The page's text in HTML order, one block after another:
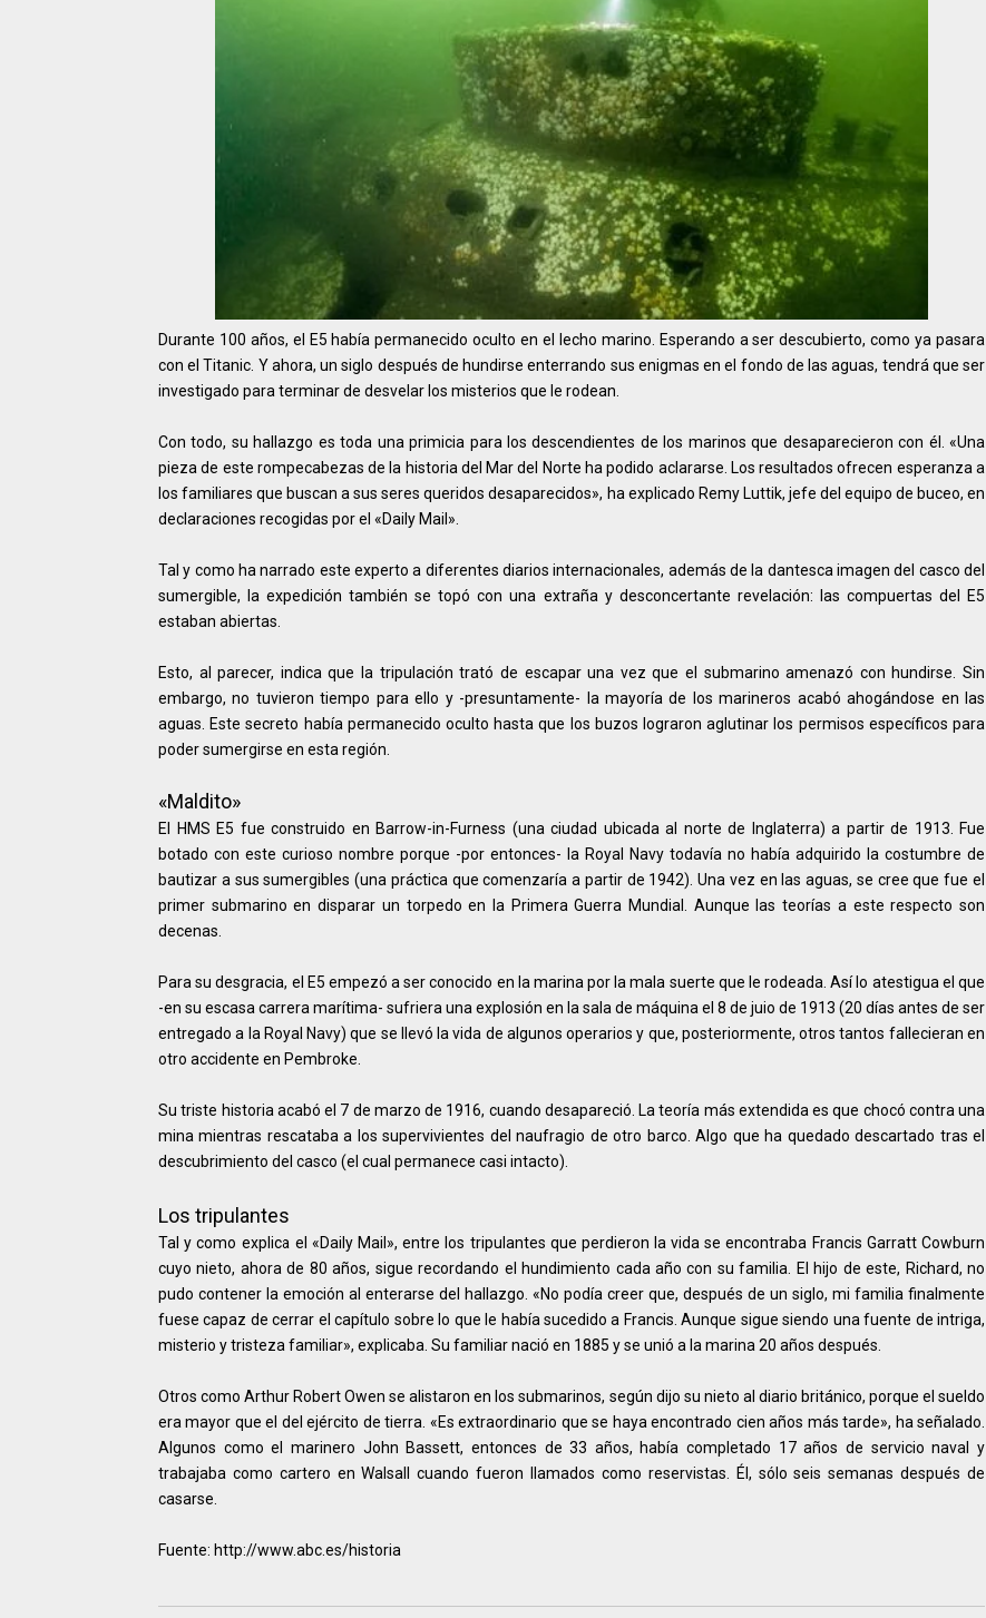
Durante 100 años, el E5 había permanecido oculto en el lecho marino. Esperando a ser descubierto, como ya pasara
con el Titanic. Y ahora, un siglo después de hundirse enterrando sus enigmas en el fondo de las aguas, tendrá que ser
investigado para terminar de desvelar los misterios que le rodean.
Con todo, su hallazgo es toda una primicia para los descendientes de los marinos que desaparecieron con él. «Una
pieza de este rompecabezas de la historia del Mar del Norte ha podido aclararse. Los resultados ofrecen esperanza a
los familiares que buscan a sus seres queridos desaparecidos», ha explicado Remy Luttik, jefe del equipo de buceo, en
declaraciones recogidas por el «Daily Mail».
Tal y como ha narrado este experto a diferentes diarios internacionales, además de la dantesca imagen del casco del
sumergible, la expedición también se topó con una extraña y desconcertante revelación: las compuertas del E5
estaban abiertas.
Esto, al parecer, indica que la tripulación trató de escapar una vez que el submarino amenazó con hundirse. Sin
embargo, no tuvieron tiempo para ello y -presuntamente- la mayoría de los marineros acabó ahogándose en las
aguas. Este secreto había permanecido oculto hasta que los buzos lograron aglutinar los permisos específicos para
poder sumergirse en esta región.
«Maldito»
El HMS E5 fue construido en Barrow-in-Furness (una ciudad ubicada al norte de Inglaterra) a partir de 1913. Fue
botado con este curioso nombre porque -por entonces- la Royal Navy todavía no había adquirido la costumbre de
bautizar a sus sumergibles (una práctica que comenzaría a partir de 1942). Una vez en las aguas, se cree que fue el
primer submarino en disparar un torpedo en la Primera Guerra Mundial. Aunque las teorías a este respecto son
decenas.
Para su desgracia, el E5 empezó a ser conocido en la marina por la mala suerte que le rodeada. Así lo atestigua el que
-en su escasa carrera marítima- sufriera una explosión en la sala de máquina el 8 de juio de 1913 (20 días antes de ser
entregado a la Royal Navy) que se llevó la vida de algunos operarios y que, posteriormente, otros tantos fallecieran en
otro accidente en Pembroke.
Su triste historia acabó el 7 de marzo de 1916, cuando desapareció. La teoría más extendida es que chocó contra una
mina mientras rescataba a los supervivientes del naufragio de otro barco. Algo que ha quedado descartado tras el
descubrimiento del casco (el cual permanece casi intacto).
Los tripulantes
Tal y como explica el «Daily Mail», entre los tripulantes que perdieron la vida se encontraba Francis Garratt Cowburn
cuyo nieto, ahora de 80 años, sigue recordando el hundimiento cada año con su familia. El hijo de este, Richard, no
pudo contener la emoción al enterarse del hallazgo. «No podía creer que, después de un siglo, mi familia finalmente
fuese capaz de cerrar el capítulo sobre lo que le había sucedido a Francis. Aunque sigue siendo una fuente de intriga,
misterio y tristeza familiar», explicaba. Su familiar nació en 1885 y se unió a la marina 20 años después.
Otros como Arthur Robert Owen se alistaron en los submarinos, según dijo su nieto al diario británico, porque el sueldo
era mayor que el del ejército de tierra. «Es extraordinario que se haya encontrado cien años más tarde», ha señalado.
Algunos como el marinero John Bassett, entonces de 33 años, había completado 17 años de servicio naval y
trabajaba como cartero en Walsall cuando fueron llamados como reservistas. Él, sólo seis semanas después de
casarse.
Fuente: http://www.abc.es/historia